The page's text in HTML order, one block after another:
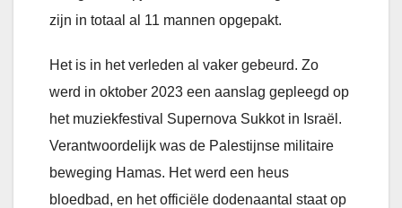
zijn in totaal al 11 mannen opgepakt.
Het is in het verleden al vaker gebeurd. Zo
werd in oktober 2023 een aanslag gepleegd op
het muziekfestival Supernova Sukkot in Israël.
Verantwoordelijk was de Palestijnse militaire
beweging Hamas. Het werd een heus
bloedbad, en het officiële dodenaantal staat op